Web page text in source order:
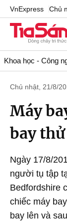
VnExpress Chủ
Khoa học - Công
Chủ nhật, 21/8/
Máy
bay
Ngày 17/8/
người tụ tập
Bedfordshire
chiếc máy
bay lên và